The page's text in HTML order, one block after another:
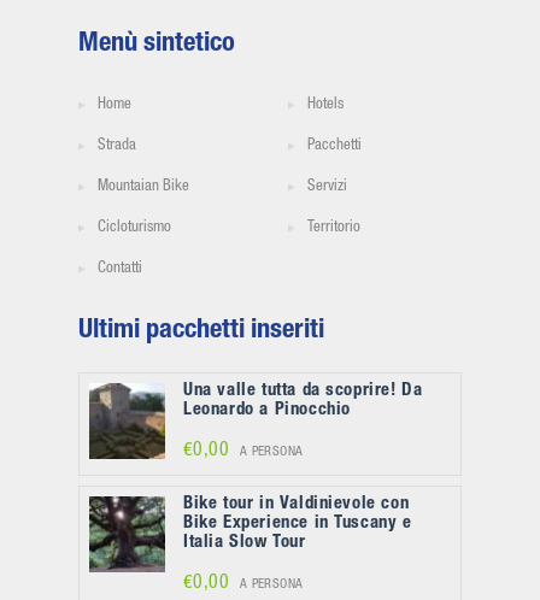
Menù sintetico
Home Hotels
Strada Pacchetti
Mountaian Bike Servizi
Cicloturismo Territorio
Contatti
Ultimi pacchetti inseriti
Una valle tutta da scoprire! Da
Leonardo a Pinocchio
€0,00 A PERSONA
Bike tour in Valdinievole con
Bike Experience in Tuscany e
Italia Slow Tour
€0,00 A PERSONA